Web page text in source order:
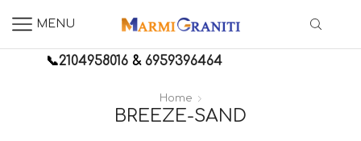
MENU
📞2104958016 &6959396464
Home
BREEZE-SAND